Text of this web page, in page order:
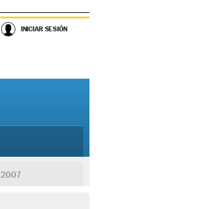
INICIAR SESIÓN
2007